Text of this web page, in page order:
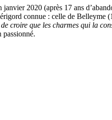
2020 (après 17 ans
connue : celle de Belleyme
croire que les charmes qui la
passionné.